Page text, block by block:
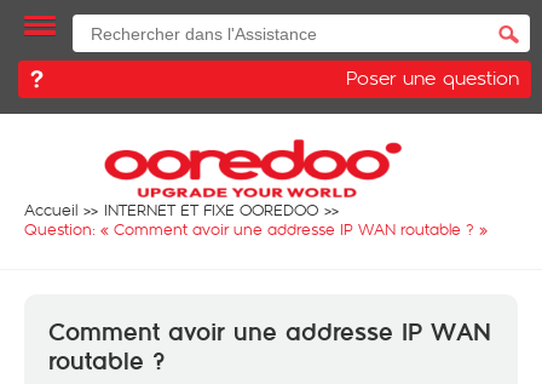
Poser une question
Accueil
INTERNET ET FIXE OOREDOO
Question: « Comment avoir une addresse IP WAN routable ? »
Comment avoir une addresse IP WAN
routable ?